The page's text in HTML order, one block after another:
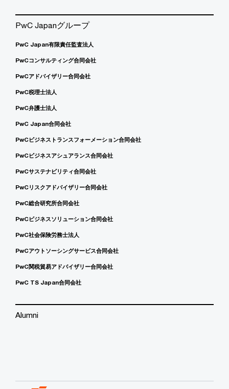
PwC Japanグループ
PwC Japan有限責任監査法人
PwCコンサルティング合同会社
PwCアドバイザリー合同会社
PwC税理士法人
PwC弁護士法人
PwC Japan合同会社
PwCビジネストランスフォーメーション合同会社
PwCビジネスアシュアランス合同会社
PwCサステナビリティ合同会社
PwCリスクアドバイザリー合同会社
PwC総合研究所合同会社
PwCビジネスソリューション合同会社
PwC社会保険労務士法人
PwCアウトソーシングサービス合同会社
PwC関税貿易アドバイザリー合同会社
PwC TS Japan合同会社
Alumni